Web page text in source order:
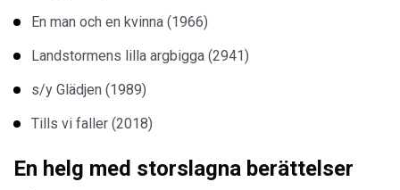
En man och en kvinna (1966)
Landstormens lilla argbigga (2941)
s/y Glädjen (1989)
Tills vi faller (2018)
En helg med storslagna berättelser